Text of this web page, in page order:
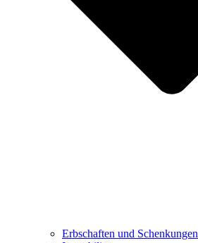
Erbschaften und Schenkungen